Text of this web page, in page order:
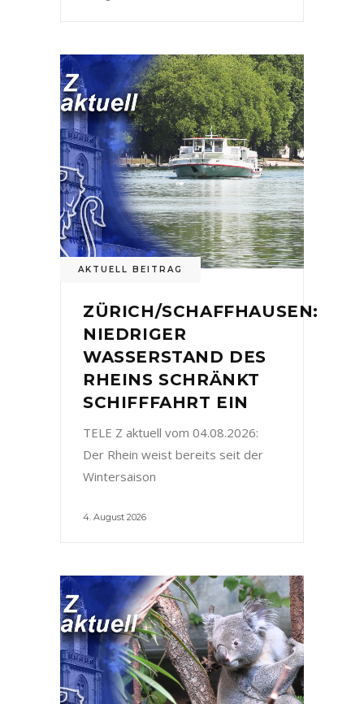
AKTUELL BEITRAG
ZÜRICH/SCHAFFHAUSEN:
NIEDRIGER
WASSERSTAND DES
RHEINS SCHRÄNKT
SCHIFFFAHRT EIN
TELE Z aktuell vom 04.08.2026:
Der Rhein weist bereits seit der
Wintersaison
4. August 2026